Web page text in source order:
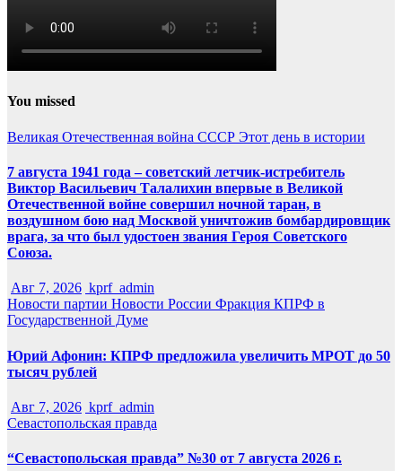
You missed
Великая Отечественная война СССР Этот день в истории
7 августа 1941 года – советский летчик-истребитель
Виктор Васильевич Талалихин впервые в Великой
Отечественной войне совершил ночной таран, в
воздушном бою над Москвой уничтожив бомбардировщик
врага, за что был удостоен звания Героя Советского
Союза.
Авг 7, 2026 kprf_admin
Новости партии Новости России Фракция КПРФ в
Государственной Думе
Юрий Афонин: КПРФ предложила увеличить МРОТ до 50
тысяч рублей
Авг 7, 2026 kprf_admin
Севастопольская правда
“Севастопольская правда” №30 от 7 августа 2026 г.